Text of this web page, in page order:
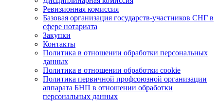
Ревизионная комиссия
Базовая организация государств-участников СНГ в
сфере нотариата
Закупки
Контакты
Политика в отношении обработки персональных
данных
Политика в отношении обработки cookie
Политика первичной профсоюзной организации
аппарата БНП в отношении обработки
персональных данных